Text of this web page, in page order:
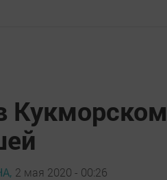
2 мая 2020 - 00:26